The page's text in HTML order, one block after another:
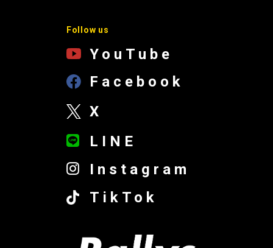
Follow us
YouTube
Facebook
X
LINE
Instagram
TikTok